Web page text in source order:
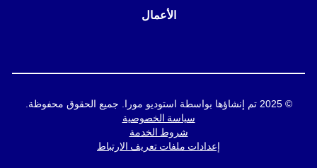
الأعمال
© 2025 تم إنشاؤها بواسطة استوديو مورا. جميع الحقوق محفوظة.
سياسة الخصوصية
شروط الخدمة
إعدادات ملفات تعريف الارتباط